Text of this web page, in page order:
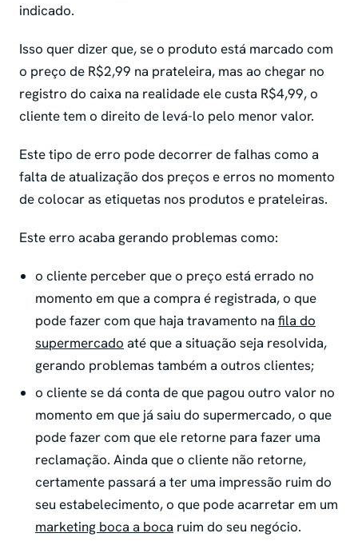
indicado.
Isso quer dizer que, se o produto está marcado com
o preço de R$2,99 na prateleira, mas ao chegar no
registro do caixa na realidade ele custa R$4,99, o
cliente tem o direito de levá-lo pelo menor valor.
Este tipo de erro pode decorrer de falhas como a
falta de atualização dos preços e erros no momento
de colocar as etiquetas nos produtos e prateleiras.
Este erro acaba gerando problemas como:
o cliente perceber que o preço está errado no
momento em que a compra é registrada, o que
pode fazer com que haja travamento na fila do
supermercado até que a situação seja resolvida,
gerando problemas também a outros clientes;
o cliente se dá conta de que pagou outro valor no
momento em que já saiu do supermercado, o que
pode fazer com que ele retorne para fazer uma
reclamação. Ainda que o cliente não retorne,
certamente passará a ter uma impressão ruim do
seu estabelecimento, o que pode acarretar em um
marketing boca a boca ruim do seu negócio.